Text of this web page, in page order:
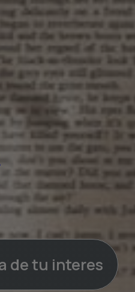
de tu interes